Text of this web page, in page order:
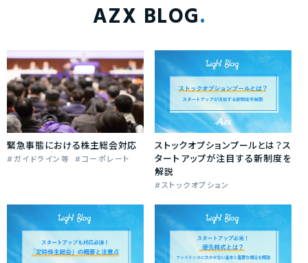
AZX BLOG
緊急事態における株主総会対応
ガイドライン等 コーポレート
ストックオプションプールとは？ス
タートアップが注目する新制度を
解説
ストックオプション